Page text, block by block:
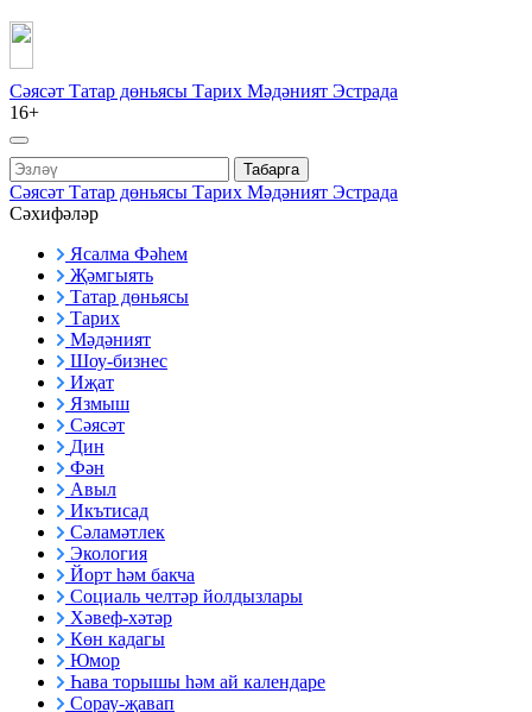
Сәясәт Татар дөньясы Тарих Мәдәният Эстрада
16+
Табарга
Сәясәт Татар дөньясы Тарих Мәдәният Эстрада
Сәхифәләр
Ясалма Фәһем
Җәмгыять
Татар дөньясы
Тарих
Мәдәният
Шоу-бизнес
Иҗат
Язмыш
Сәясәт
Дин
Фән
Авыл
Икътисад
Сәламәтлек
Экология
Йорт һәм бакча
Социаль челтәр йолдызлары
Хәвеф-хәтәр
Көн кадагы
Юмор
Һава торышы һәм ай календаре
Сорау-җавап